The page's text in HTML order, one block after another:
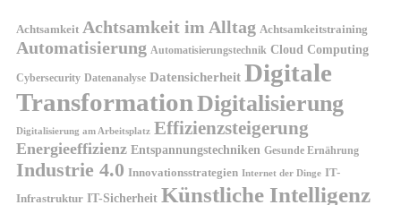
Achtsamkeit Achtsamkeit im Alltag Achtsamkeitstraining
Automatisierung Automatisierungstechnik Cloud Computing
Cybersecurity Datenanalyse Datensicherheit Digitale
TransformationDigitalisierung
Digitalisierung am Arbeitsplatz Effizienzsteigerung
Energieeffizienz Entspannungstechniken Gesunde Ernährung
Industrie 4.0 Innovationsstrategien Internet der Dinge IT-
Infrastruktur IT-Sicherheit Künstliche Intelligenz